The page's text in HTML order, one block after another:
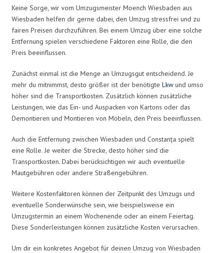
Keine Sorge, wir vom Umzugsmeister Moench Wiesbaden aus
Wiesbaden helfen dir gerne dabei, den Umzug stressfrei und zu
fairen Preisen durchzuführen. Bei einem Umzug über eine solche
Entfernung spielen verschiedene Faktoren eine Rolle, die den
Preis beeinflussen.
Zunächst einmal ist die Menge an Umzugsgut entscheidend. Je
mehr du mitnimmst, desto größer ist der benötigte Lkw und umso
höher sind die Transportkosten. Zusätzlich können zusätzliche
Leistungen, wie das Ein- und Auspacken von Kartons oder das
Demontieren und Montieren von Möbeln, den Preis beeinflussen.
Auch die Entfernung zwischen Wiesbaden und Constanța spielt
eine Rolle. Je weiter die Strecke, desto höher sind die
Transportkosten. Dabei berücksichtigen wir auch eventuelle
Mautgebühren oder andere Straßengebühren.
Weitere Kostenfaktoren können der Zeitpunkt des Umzugs und
eventuelle Sonderwünsche sein, wie beispielsweise ein
Umzugstermin an einem Wochenende oder an einem Feiertag.
Diese Sonderleistungen können zusätzliche Kosten verursachen.
Um dir ein konkretes Angebot für deinen Umzug von Wiesbaden